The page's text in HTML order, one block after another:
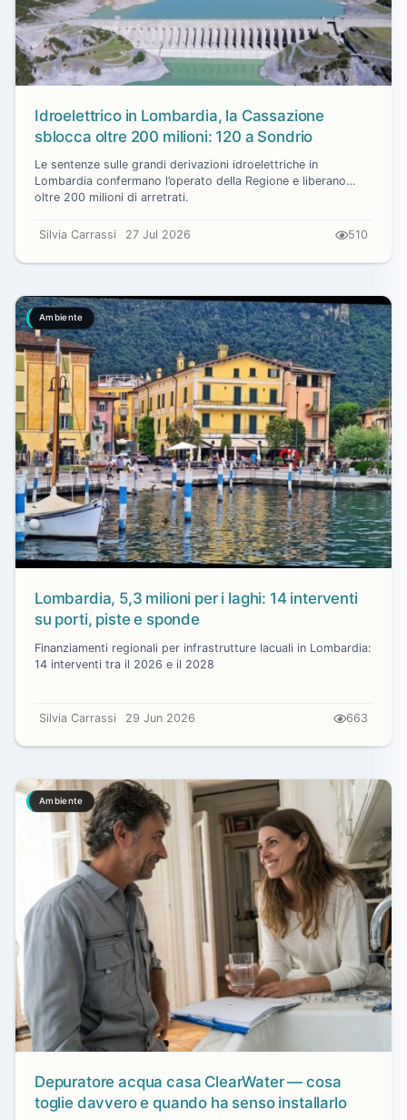
Idroelettrico in Lombardia, la Cassazione
sblocca oltre 200 milioni: 120 a Sondrio
Le sentenze sulle grandi derivazioni idroelettriche in
Lombardia confermano l’operato della Regione e liberano
oltre 200 milioni di arretrati.
Silvia Carrassi 27 Jul 2026 510
Ambiente
Lombardia, 5,3 milioni per i laghi: 14 interventi
su porti, piste e sponde
Finanziamenti regionali per infrastrutture lacuali in Lombardia:
14 interventi tra il 2026 e il 2028
Silvia Carrassi 29 Jun 2026 663
Ambiente
Depuratore acqua casa ClearWater — cosa
toglie davvero e quando ha senso installarlo